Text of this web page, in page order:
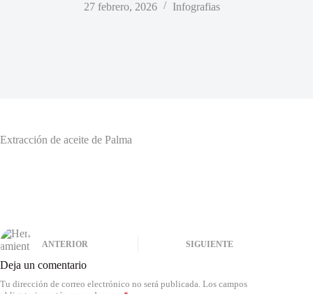
27 febrero, 2026 Infografias
Extracción de aceite de Palma
ANTERIOR SIGUIENTE
Deja un comentario
Tu dirección de correo electrónico no será publicada. Los campos